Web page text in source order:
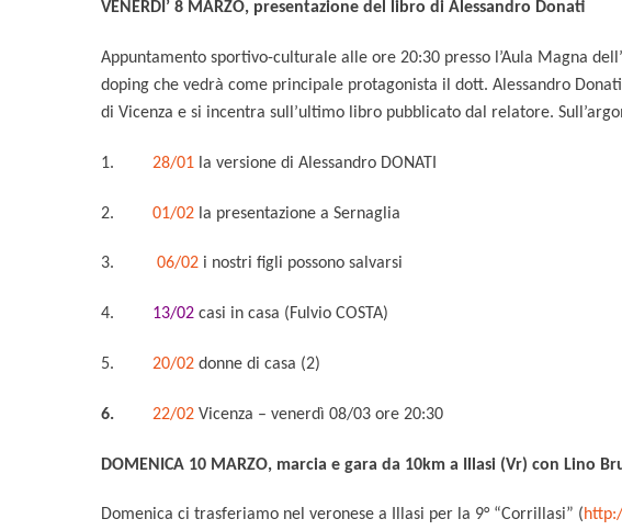
VENERDI’ 8 MARZO, presentazione del libro di Alessandro Donati
Appuntamento sportivo-culturale alle ore 20:30 presso l’Aula Magna
doping che vedrà come principale protagonista il dott. Alessandro
di Vicenza e si incentra sull’ultimo libro pubblicato dal relatore.
1. 28/01 la versione di Alessandro DONATI
2. 01/02 la presentazione a Sernaglia
3. 06/02 i nostri figli possono salvarsi
4. 13/02 casi in casa (Fulvio COSTA)
5. 20/02 donne di casa (2)
6. 22/02 Vicenza – venerdì 08/03 ore 20:30
DOMENICA 10 MARZO, marcia e gara da 10km a Illasi (Vr) con Lino
Domenica ci trasferiamo nel veronese a Illasi per la 9° “Corrillasi” (